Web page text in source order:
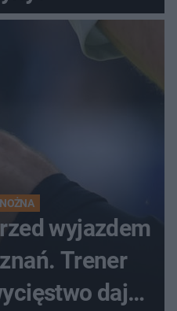
wyjazdem
Trener
daje